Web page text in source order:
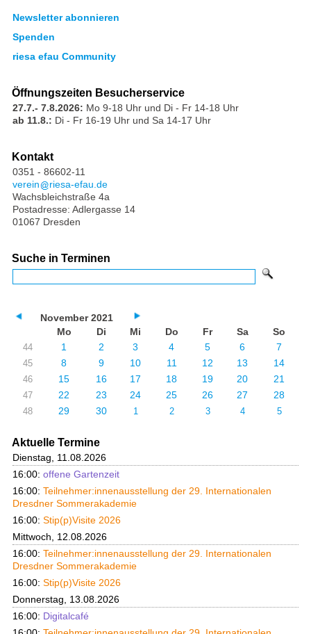
Newsletter abonnieren
Spenden
riesa efau Community
Öffnungszeiten Besucherservice
27.7.- 7.8.2026: Mo 9-18 Uhr und Di - Fr 14-18 Uhr
ab 11.8.: Di - Fr 16-19 Uhr und Sa 14-17 Uhr
Kontakt
0351 - 86602-11
verein
riesa-efau.de
Wachsbleichstraße 4a
Postadresse: Adlergasse 14
01067 Dresden
Suche in Terminen
November 2021
Mo
Di Mi Do Fr Sa So
44 1 2 3 4 5 6 7
45 8 9 10 11 12 13 14
46 15 16 17 18 19 20 21
47 22 23 24 25 26 27 28
48 29 30 1 2 3 4 5
Aktuelle Termine
Dienstag, 11.08.2026
16:00: offene Gartenzeit
16:00: Teilnehmer:innenausstellung der 29. Internationalen
Dresdner Sommerakademie
16:00: Stip(p)Visite 2026
Mittwoch, 12.08.2026
16:00: Teilnehmer:innenausstellung der 29. Internationalen
Dresdner Sommerakademie
16:00: Stip(p)Visite 2026
Donnerstag, 13.08.2026
16:00: Digitalcafé